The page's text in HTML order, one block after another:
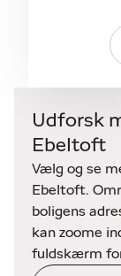
Udforsk
Ebeltoft
Vælg og se
Ebeltoft.
boligens
kan zoome
fuldskærm